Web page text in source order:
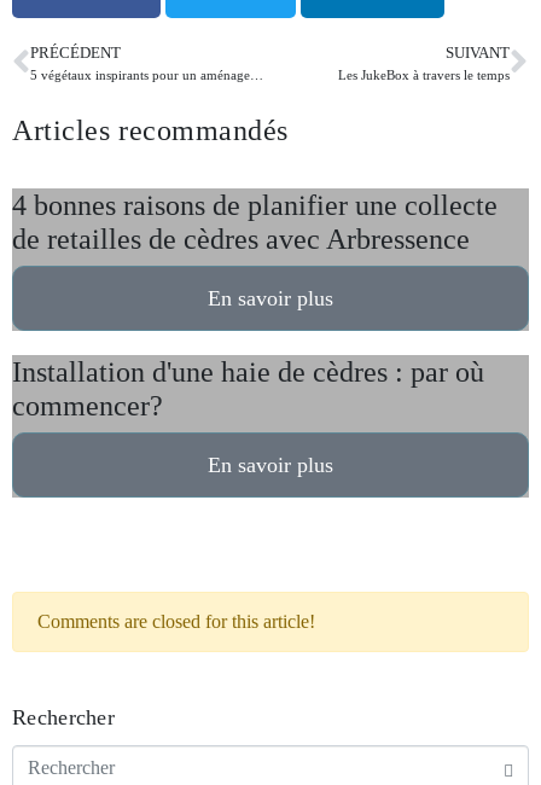
PRÉCÉDENT SUIVANT
Les JukeBox à travers le temps
Articles recommandés
4 bonnes raisons de planifier une collecte
de retailles de cèdres avec Arbressence
En savoir plus
Installation d'une haie de cèdres : par où
commencer?
En savoir plus
Comments are closed for this article!
Rechercher